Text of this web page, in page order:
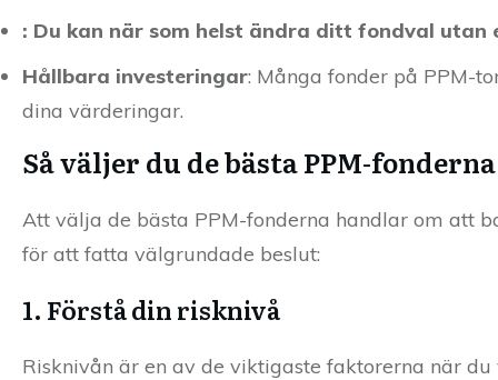
: Du kan när som helst ändra ditt fondval utan
Hållbara investeringar: Många fonder på PPM-
dina värderingar.
Så väljer du de bästa PPM-fonderna
Att välja de bästa PPM-fonderna handlar om att
för att fatta välgrundade beslut:
1. Förstå din risknivå
Risknivån är en av de viktigaste faktorerna när